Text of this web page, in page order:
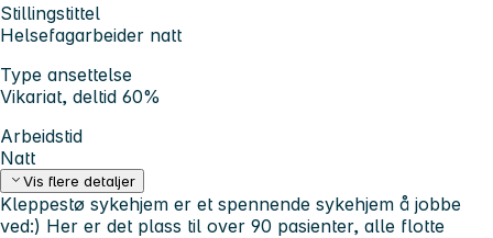
Stillingstittel
Helsefagarbeider natt
Type ansettelse
Vikariat, deltid 60%
Arbeidstid
Natt
Vis flere detaljer
Kleppestø sykehjem er et spennende sykehjem å jobbe
ved:) Her er det plass til over 90 pasienter, alle flotte